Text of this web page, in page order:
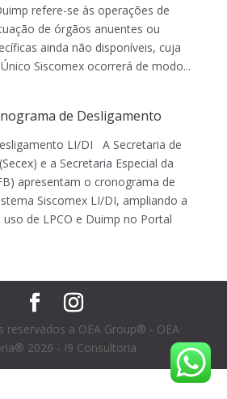
refere-se às operações de
de órgãos anuentes ou
ainda não disponíveis, cuja
Siscomex ocorrerá de modo...
de Desligamento
LI/DI A Secretaria de
e a Secretaria Especial da
apresentam o cronograma de
Siscomex LI/DI, ampliando a
de LPCO e Duimp no Portal
reservados a OEA Group® - OEA
2026 - I9 Consultoria